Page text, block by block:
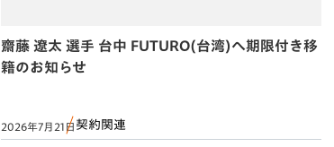
齋藤 遼太 選手 台中 FUTURO(台湾)へ期限付き移
籍のお知らせ
2026年7月21日 契約関連